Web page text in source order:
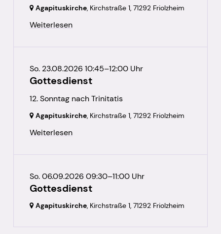
Agapituskirche, Kirchstraße 1, 71292 Friolzheim
Weiterlesen
So. 23.08.2026 10:45–12:00 Uhr
Gottesdienst
12. Sonntag nach Trinitatis
Agapituskirche, Kirchstraße 1, 71292 Friolzheim
Weiterlesen
So. 06.09.2026 09:30–11:00 Uhr
Gottesdienst
Agapituskirche, Kirchstraße 1, 71292 Friolzheim